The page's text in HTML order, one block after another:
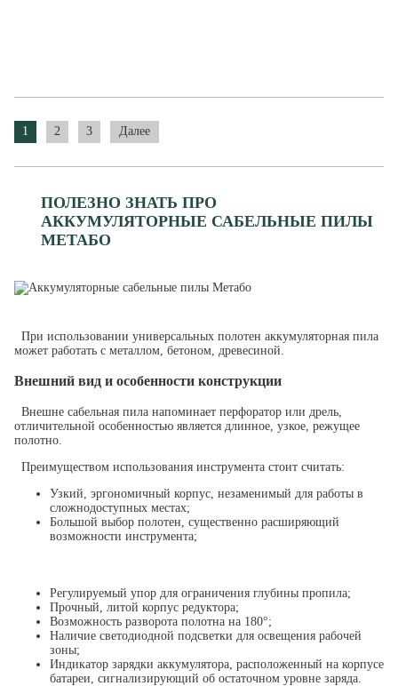
1 2 3 Далее
ПОЛЕЗНО ЗНАТЬ ПРО
АККУМУЛЯТОРНЫЕ САБЕЛЬНЫЕ ПИЛЫ
МЕТАБО
При использовании универсальных полотен аккумуляторная пила
может работать с металлом, бетоном, древесиной.
Внешний вид и особенности конструкции
Внешне сабельная пила напоминает перфоратор или дрель,
отличительной особенностью является длинное, узкое, режущее
полотно.
Преимуществом использования инструмента стоит считать:
Узкий, эргономичный корпус, незаменимый для работы в
сложнодоступных местах;
Большой выбор полотен, существенно расширяющий
возможности инструмента;
Регулируемый упор для ограничения глубины пропила;
Прочный, литой корпус редуктора;
Возможность разворота полотна на 180°;
Наличие светодиодной подсветки для освещения рабочей
зоны;
Индикатор зарядки аккумулятора, расположенный на корпусе
батареи, сигнализирующий об остаточном уровне заряда.